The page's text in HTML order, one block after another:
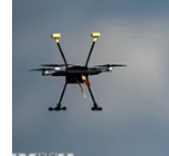
Thép cuộn tại
Chống bán